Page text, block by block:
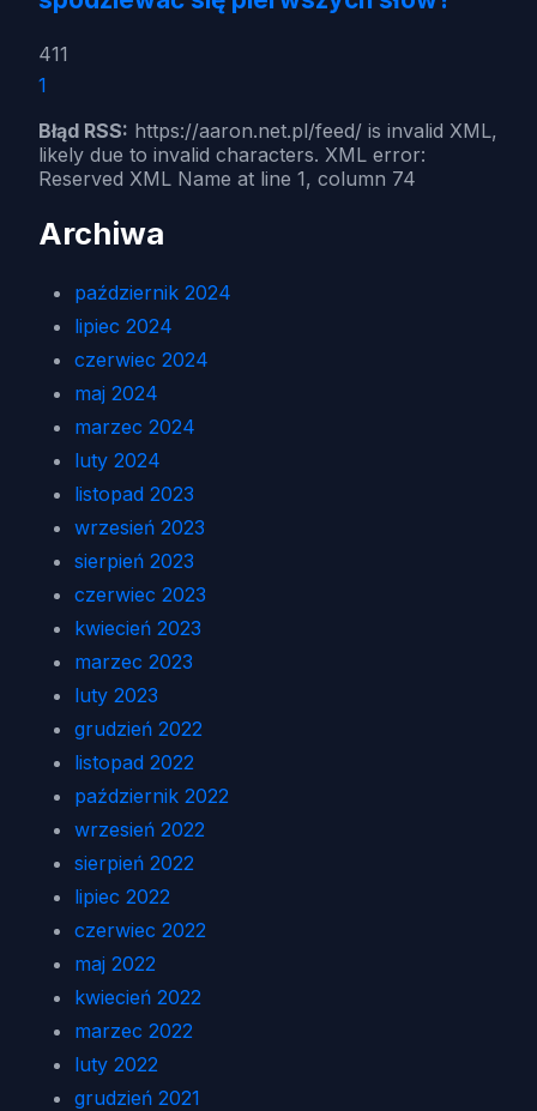
411
1
Błąd RSS: https://aaron.net.pl/feed/ is invalid XML,
likely due to invalid characters. XML error:
Reserved XML Name at line 1, column 74
Archiwa
październik 2024
lipiec 2024
czerwiec 2024
maj 2024
marzec 2024
luty 2024
listopad 2023
wrzesień 2023
sierpień 2023
czerwiec 2023
kwiecień 2023
marzec 2023
luty 2023
grudzień 2022
listopad 2022
październik 2022
wrzesień 2022
sierpień 2022
lipiec 2022
czerwiec 2022
maj 2022
kwiecień 2022
marzec 2022
luty 2022
grudzień 2021